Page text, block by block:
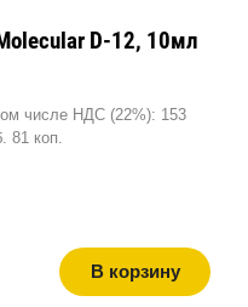
D-12, 10мл
числе НДС (22%): 153
81 коп.
В корзину